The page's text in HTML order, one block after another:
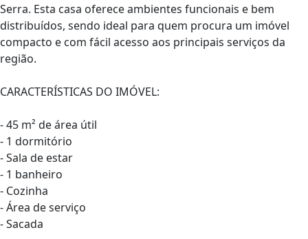
Serra. Esta casa oferece ambientes funcionais e bem
distribuídos, sendo ideal para quem procura um imóvel
compacto e com fácil acesso aos principais serviços da
região.
CARACTERÍSTICAS DO IMÓVEL:
- 45 m² de área útil
- 1 dormitório
- Sala de estar
- 1 banheiro
- Cozinha
- Área de serviço
- Sacada